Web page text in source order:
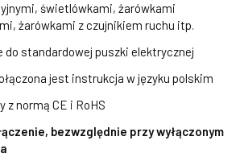
świetlówkami, żarówkami
żarówkami z czujnikiem ruchu itp.
do standardowej puszki elektrycznej
jest instrukcja w języku polskim
z normą CE i RoHS
bezwzględnie przy wyłączonym